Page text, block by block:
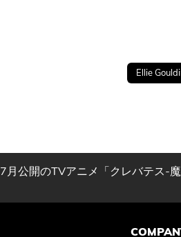
Ellie
7月公開のTVアニメ「クレバテス-